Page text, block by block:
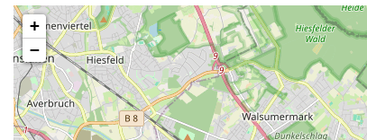
Navigation
springen
Suche
springen
+
−